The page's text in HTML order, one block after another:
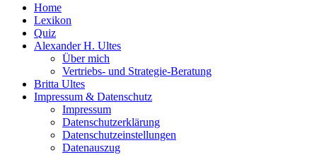
Home
Lexikon
Quiz
Alexander H. Ultes
Über mich
Vertriebs- und Strategie-Beratung
Britta Ultes
Impressum & Datenschutz
Impressum
Datenschutzerklärung
Datenschutzeinstellungen
Datenauszug